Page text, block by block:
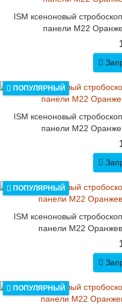
ISM ксеноновый
панели M22
ПОПУЛЯРНЫЙ
ISM ксеноновый
панели M22
ПОПУЛЯРНЫЙ
ISM ксеноновый
панели M22
ПОПУЛЯРНЫЙ